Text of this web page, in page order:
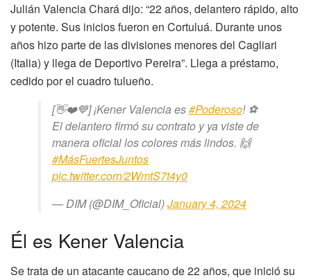
Julián Valencia Chará dijo: “22 años, delantero rápido, alto
y potente. Sus inicios fueron en Cortuluá. Durante unos
años hizo parte de las divisiones menores del Cagliari
(Italia) y llega de Deportivo Pereira”. Llega a préstamo,
cedido por el cuadro tulueño.
[👋❤️💙] ¡Kener Valencia es#Poderoso! ⚽️
El delantero firmó su contrato y ya viste de
manera oficial los colores más lindos. 🙌
#MásFuertesJuntos
pic.twitter.com/2WmtS7t4y0
— DIM (@DIM_Oficial)January 4, 2024
Él es Kener Valencia
Se trata de un atacante caucano de 22 años, que inició su